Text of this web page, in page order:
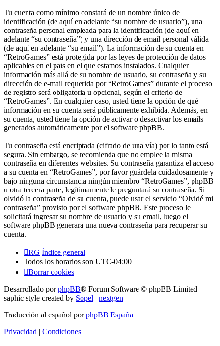
Tu cuenta como mínimo constará de un nombre único de
identificación (de aquí en adelante “su nombre de usuario”), una
contraseña personal empleada para la identificación (de aquí en
adelante “su contraseña”) y una dirección de email personal válida
(de aquí en adelante “su email”). La información de su cuenta en
“RetroGames” está protegida por las leyes de protección de datos
aplicables en el país en el que estamos instalados. Cualquier
información más allá de su nombre de usuario, su contraseña y su
dirección de e-mail requerida por “RetroGames” durante el proceso
de registro será obligatoria u opcional, según el criterio de
“RetroGames”. En cualquier caso, usted tiene la opción de qué
información en su cuenta será públicamente exhibida. Además, en
su cuenta, usted tiene la opción de activar o desactivar los emails
generados automáticamente por el software phpBB.
Tu contraseña está encriptada (cifrado de una vía) por lo tanto está
segura. Sin embargo, se recomienda que no emplee la misma
contraseña en diferentes websites. Su contraseña garantiza el acceso
a su cuenta en “RetroGames”, por favor guárdela cuidadosamente y
bajo ninguna circunstancia ningún miembro “RetroGames”, phpBB
u otra tercera parte, legítimamente le preguntará su contraseña. Si
olvidó la contraseña de su cuenta, puede usar el servicio “Olvidé mi
contraseña” provisto por el software phpBB. Este proceso le
solicitará ingresar su nombre de usuario y su email, luego el
software phpBB generará una nueva contraseña para recuperar su
cuenta.
RG Índice general
Todos los horarios son UTC-04:00
Borrar cookies
Desarrollado porphpBB® Forum Software © phpBB Limited
saphic style created by Sopel | nextgen
Traducción al español porphpBB España
Privacidad | Condiciones